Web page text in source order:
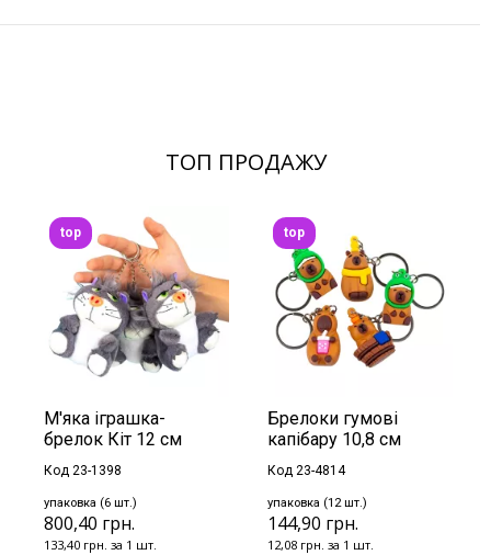
ТОП ПРОДАЖУ
М'яка іграшка-
брелок Кіт 12 см
Код 23-1398
упаковка (6 шт.)
800,40 грн.
133,40 грн. за 1 шт.
top
Брелоки гумові
капібару 10,8 см
Код 23-4814
упаковка (12 шт.)
144,90 грн.
12,08 грн. за 1 шт.
top